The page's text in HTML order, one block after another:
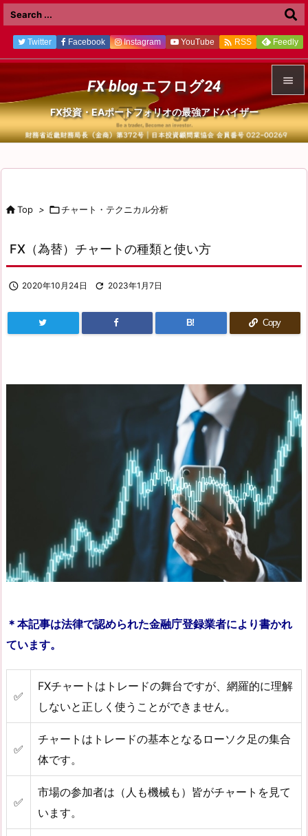



Twitter Facebook Instagram YouTube  RSS Feedly
FX blog エフログ24
FX投資・EAポートフォリオの最強アドバイザー
Top > チャート・テクニカル分析
FX（為替）チャートの種類と使い方
 2020年10月24日  2023年1月7日
B! Copy
＊本記事は法律で認められた金融庁登録業者により書かれ
ています。
✅
FXチャートはトレードの舞台ですが、網羅的に理解
しないと正しく使うことができません。
✅
チャートはトレードの基本となるローソク足の集合
体です。
✅
市場の参加者は（人も機械も）皆がチャートを見て
います。